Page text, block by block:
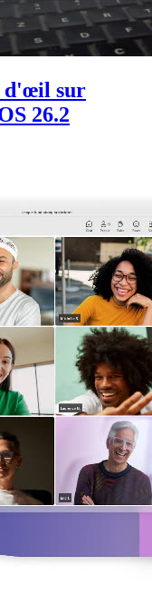
d'œil sur
26.2